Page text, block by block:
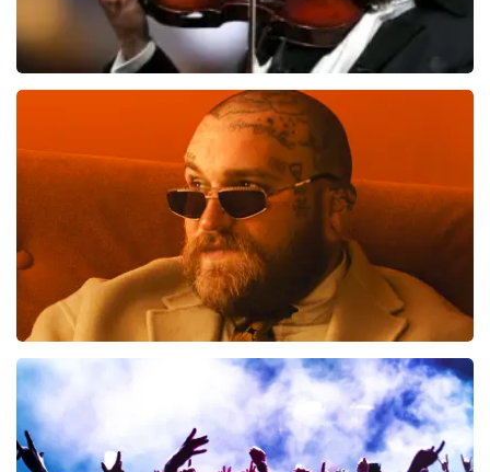
laatste 30 minuten
BESTEL NU
Teddy Swims
BESTEL NU